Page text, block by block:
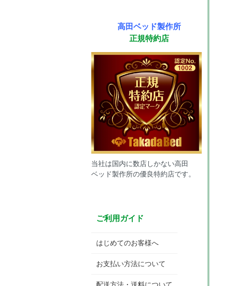
高田ベッド製作所
正規特約店
当社は国内に数店しかない高田
ベッド製作所の優良特約店です。
ご利用ガイド
はじめてのお客様へ
お支払い方法について
配送方法・送料について